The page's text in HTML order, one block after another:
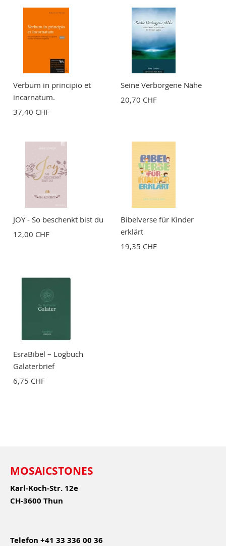
Zusammenfassung
Verbum in principio et
incarnatum.
37,40 CHF
Seine Verborgene Nähe
20,70 CHF
JOY - So beschenkt bist du
12,00 CHF
Bibelverse für Kinder
erklärt
19,35 CHF
EsraBibel – Logbuch
Galaterbrief
6,75 CHF
MOSAICSTONES
Karl-Koch-Str. 12e
CH-3600 Thun
Telefon +41 33 336 00 36